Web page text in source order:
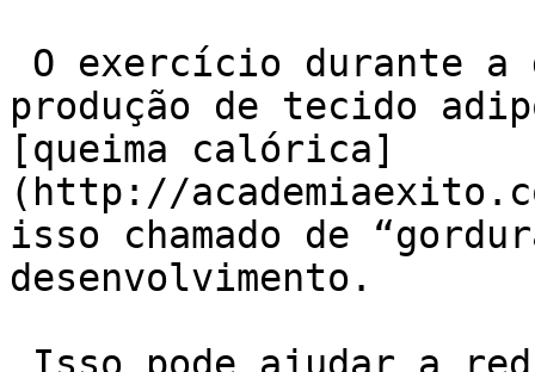
produção de tecido
[queima calórica]
(http://
isso chamado de
desenvolvimento.